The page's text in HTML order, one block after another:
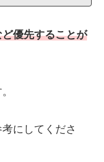
優先することが
にしてくださ